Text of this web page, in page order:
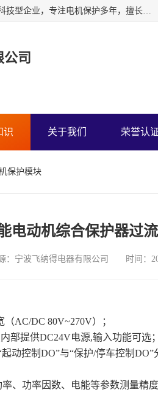
宁波飞纳得电器有限公司以工业电器为主导，集研发，制造，贸易，服务等功能于一体的科技型企业，专注电机保护多年，擅长单片机技术在工业控制、电力电子、汽车电子等领域的应用。主要产品有电机保护器，缺相保护器，相序保护器，电压电流表，浪涌保护器，温控器等我们的使命是通过系统的解决方案为客户创造高的价值，我们也热诚欢迎国内外客户来公司考察交流。
司
识 关于我们 荣誉认
保护模块
电动机综合保护器过
：宁波飞纳得电器有限公司 时间：
AC/DC 80V~270V）；
部提供DC24V电源,输入功能可选；
动控制DO”与“保护/停车控制
、功率因数、电能等参数测量精度